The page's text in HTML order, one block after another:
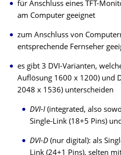
für Anschluss eines TFT-
am Computer geeignet
zum Anschluss von
entsprechende Fernseher
es gibt 3 DVI-Varianten,
Auflösung 1600 x 1200) und
2048 x 1536) unterscheiden
DVI-I (integrated, also
Single-Link (18+5 Pins)
DVI-D (nur digital): als
Link (24+1 Pins), selten